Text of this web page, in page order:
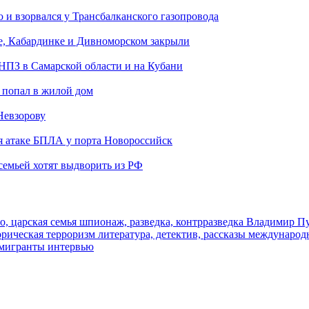
у Трансбалканского газопровода
Кабардинке и Дивноморском закрыли
в Самарской области и на Кубани
в жилой дом
атаке БПЛА у порта Новороссийск
хотят выдворить из РФ
царская семья шпионаж, разведка, контрразведка Владимир
терроризм литература, детектив, рассказы
интервью